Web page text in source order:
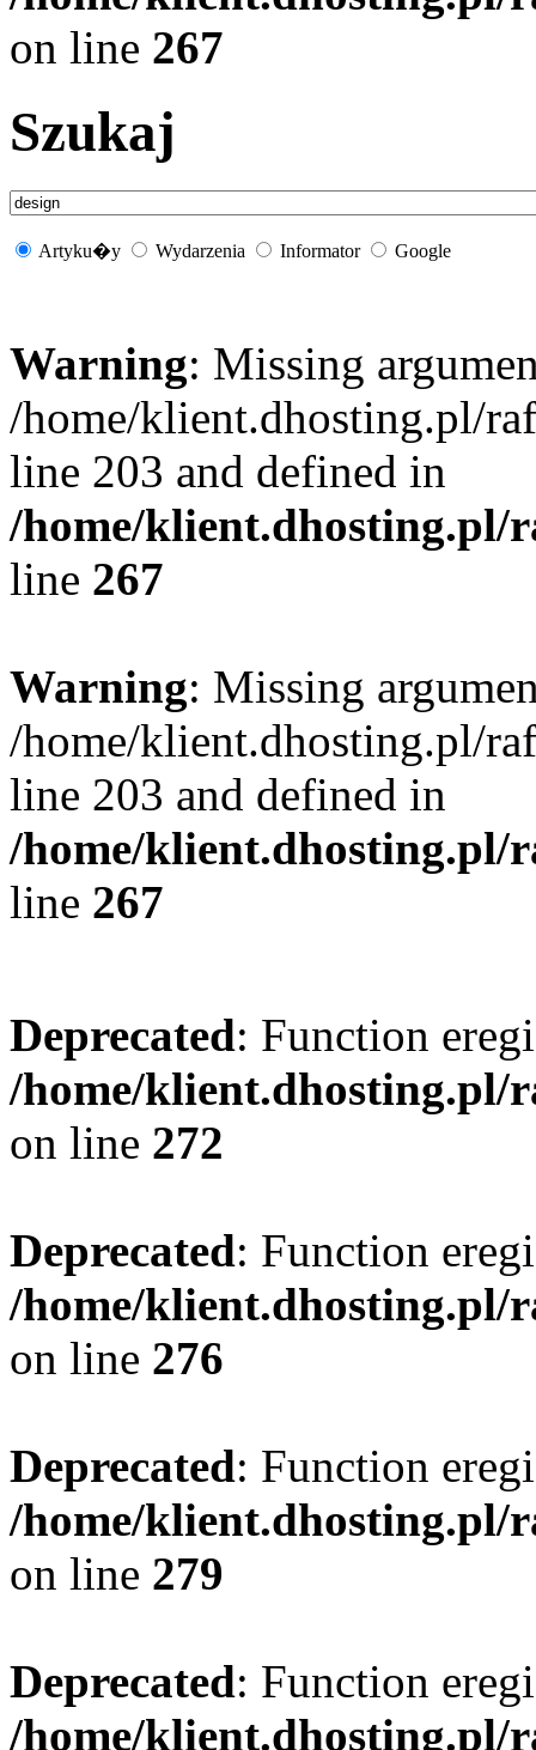
on line 267
Szukaj
Artyku�y Wydarzenia Informator Google
Warning: Missing
/home/klient.dhosting.pl/
line 203 and defined in
/home/klient.dhosting.pl/
line 267
Warning: Missing
/home/klient.dhosting.pl/
line 203 and defined in
/home/klient.dhosting.pl/
line 267
Deprecated: Function
/home/klient.dhosting.pl/
on line 272
Deprecated: Function
/home/klient.dhosting.pl/
on line 276
Deprecated: Function
/home/klient.dhosting.pl/
on line 279
Deprecated: Function
/home/klient.dhosting.pl/